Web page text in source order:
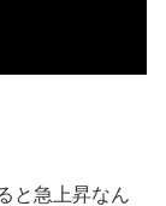
と急上昇なん